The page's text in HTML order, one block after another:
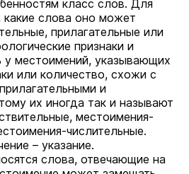
класс слов. Для
слова оно может
прилагательные или
признаки и
у местоимений, указывающих
или количество, схожи с
и
их иногда так и называют
местоимения-
числительные.
– указание.
слова, отвечающие на